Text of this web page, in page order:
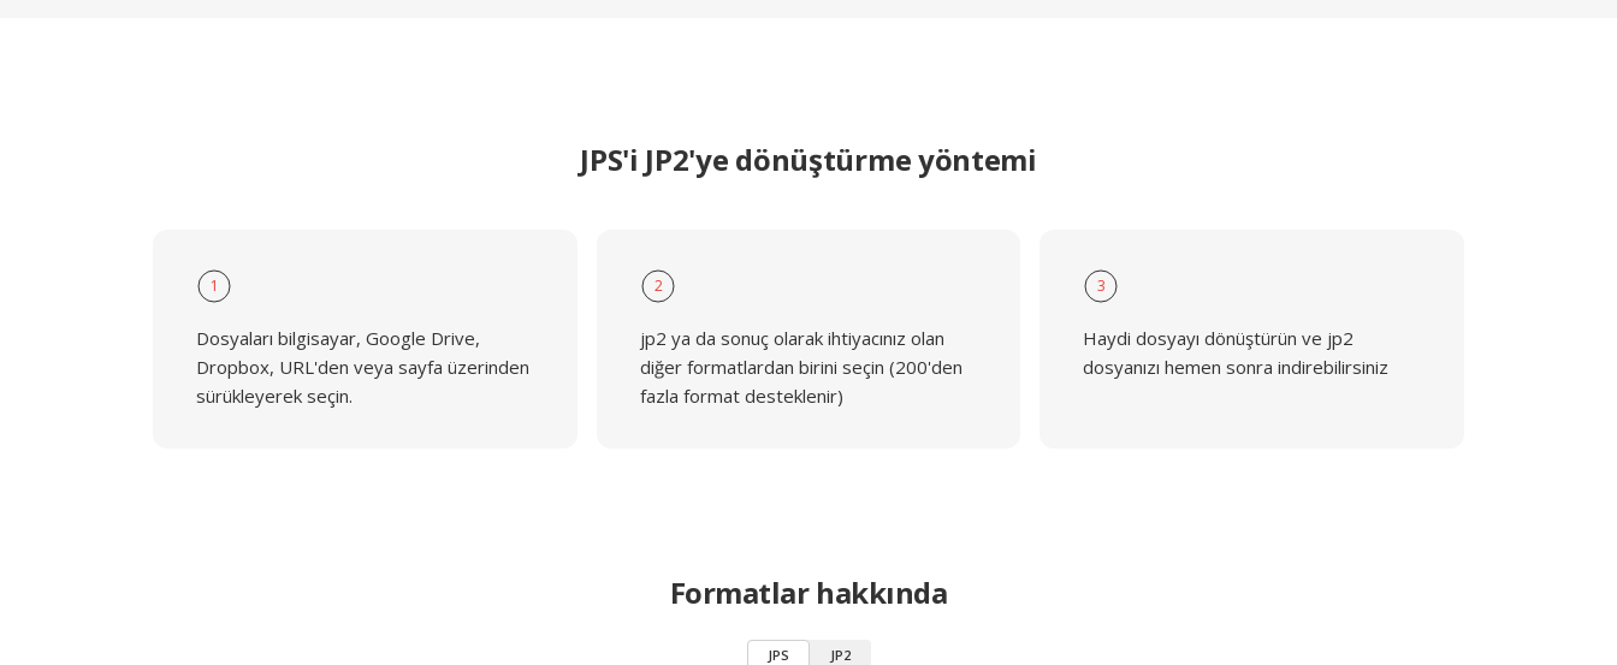
JPS'i JP2'ye dönüştürme yöntemi
1
Dosyaları bilgisayar, Google Drive,
Dropbox, URL'den veya sayfa üzerinden
sürükleyerek seçin.
2
jp2 ya da sonuç olarak ihtiyacınız olan
diğer formatlardan birini seçin (200'den
fazla format desteklenir)
3
Haydi dosyayı dönüştürün ve jp2
dosyanızı hemen sonra indirebilirsiniz
Formatlar hakkında
JPS JP2